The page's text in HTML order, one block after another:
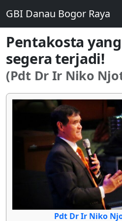
GBI Danau Bogor Raya
Pentakosta
segera terjadi!
(Pdt Dr Ir Niko
Pdt Dr Ir Niko